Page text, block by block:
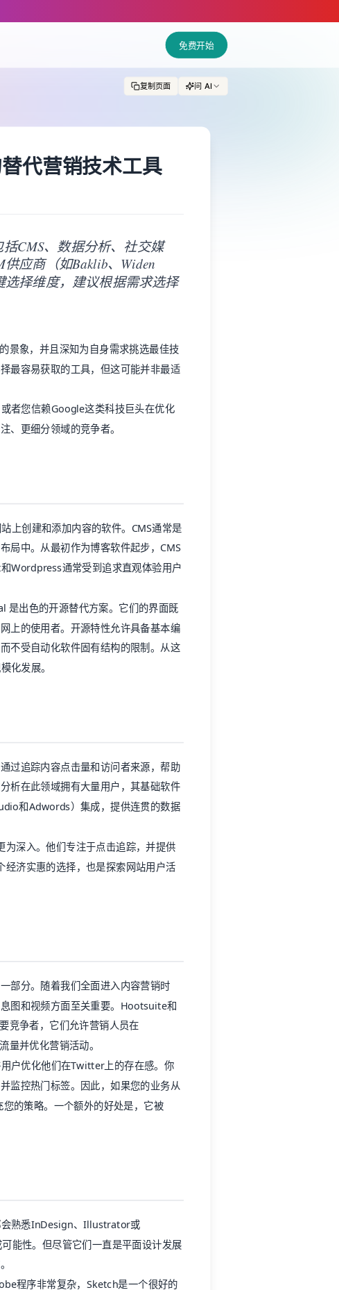
免费开始
复制页面 问 AI
代营销技术工具
CMS、数据分析、社交媒
应商（如Baklib、Widen
择维度，建议根据需求选择
景象，并且深知为自身需求挑选最佳技
最容易获取的工具，但这可能并非最适
者您信赖Google这类科技巨头在优化
、更细分领域的竞争者。
站上创建和添加内容的软件。CMS通常是
局中。从最初作为博客软件起步，CMS
Wordpress通常受到追求直观体验用户
是出色的开源替代方案。它们的界面既
上的使用者。开源特性允许具备基本编
不受自动化软件固有结构的限制。从这
化发展。
过追踪内容点击量和访问者来源，帮助
析在此领域拥有大量用户，其基础软件
和Adwords）集成，提供连贯的数据
为深入。他们专注于点击追踪，并提供
经济实惠的选择，也是探索网站用户活
部分。随着我们全面进入内容营销时
图和视频方面至关重要。Hootsuite和
竞争者，它们允许营销人员在
并优化营销活动。
户优化他们在Twitter上的存在感。你
监控热门标签。因此，如果您的业务从
的策略。一个额外的好处是，它被
会熟悉InDesign、Illustrator或
能性。但尽管它们一直是平面设计发展
程序非常复杂，Sketch是一个很好的